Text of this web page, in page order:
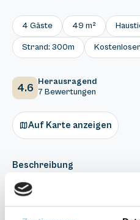
4 Gäste 49 m²
Strand: 300m
4.6 Herausragend
7 Bewertungen
Auf Karte anzeigen
Beschreibung
Ausstattung